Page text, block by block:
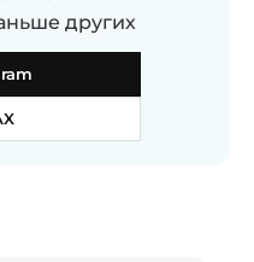
других